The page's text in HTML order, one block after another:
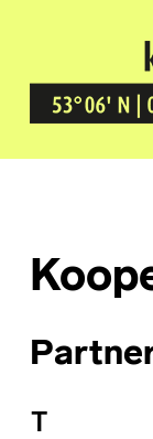
Kultur
BREMEN
T